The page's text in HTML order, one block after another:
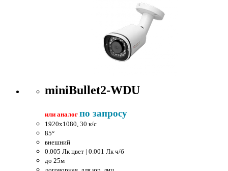
miniBullet2-WDU
или аналог по запросу
1920x1080, 30 к/c
85°
внешний
0.005 Лк цвет | 0.001 Лк ч/б
до 25м